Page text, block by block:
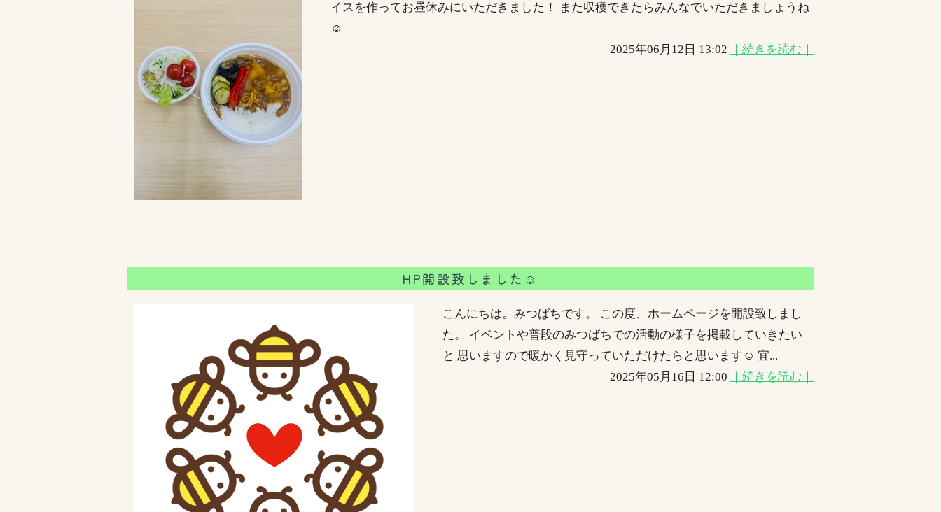
イスを作ってお昼休みにいただきました！ また収穫できたらみんなでいただきましょうね
☺
2025年06月12日 13:02
｜続きを読む｜
HP開設致しました☺
こんにちは。みつばちです。 この度、ホームページを開設致しまし
た。 イベントや普段のみつばちでの活動の様子を掲載していきたい
と 思いますので暖かく見守っていただけたらと思います☺ 宜...
2025年05月16日 12:00
｜続きを読む｜